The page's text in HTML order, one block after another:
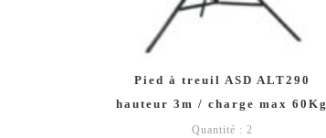
Pied à treuil ASD ALT290
hauteur 3m / charge max 60Kg
Quantité : 2